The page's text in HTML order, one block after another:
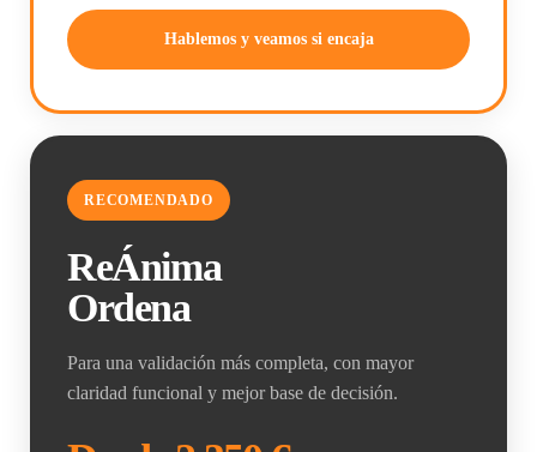
Hablemos y veamos si encaja
RECOMENDADO
ReÁnima
Ordena
Para una validación más completa, con mayor
claridad funcional y mejor base de decisión.